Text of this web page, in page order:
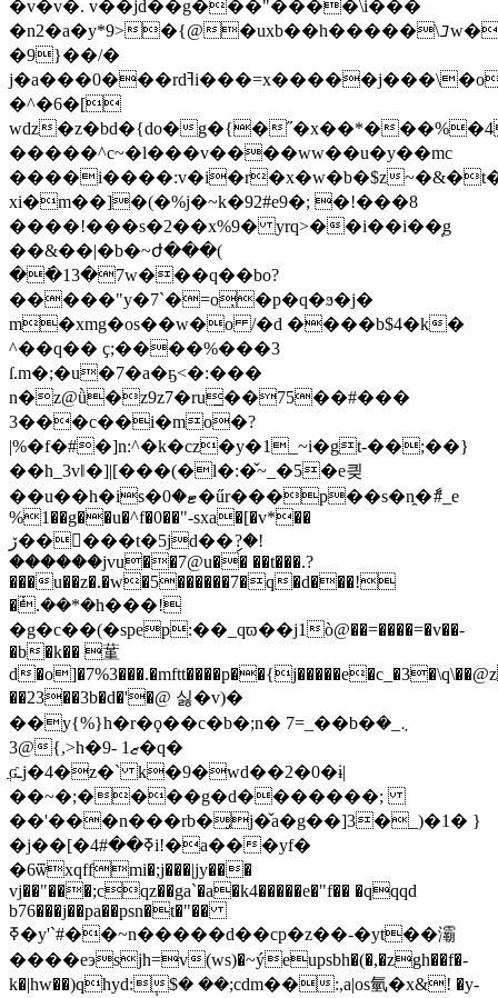
�v�v�. v��jd��g���"����\i���
�n2�a�y*9>�{@
�9}��/�
j�a���0���rdߔi���=x�����j���\�o{
�^�6�[
wdz�z�bd�{do�g�{�˝�x��*�
�����^c~�l���v����ww��u�y��mc
����i����:v�i�r�x�w�b�$z
xi�m��]�(�%j�~k�92#e9�; �!���8
����!���s�2��x%9� yrq>��i��i��̜g
��&��|�b�~ժ���(
�߭�13�7w���q��bo?
�����"y�7`�=o̦�p�q�ϧ�j�
m�xmg�os��w�o /�d ����b$4�k�
^��q�� ҫ;����%���3
ſ.m�;�u�7�a�ҕ<�:���
n�z@ǜ�z9z7�ru̲��75��#���
3���c��i�mo�?
|%�f�#�]n:^�k�cz�y�1_~i�gt-��;��}
��h_3vǁ�]|[���(�l�:�̌~_�5�e킞
��u��h�is�ޓ�0�űr���p��s�n̯�ާ#_e
%1��g��u�^f�0��"-sxa�[�v*��
ڒ�����t�5jd��ި?�!
������jvu��7@u�� ��t���.?
���u��z�.�w�5������7�q�d���!
�݃.��*�h���!
�g�c��(�spep:��_qϖ��j1ò@��=����=�v��-
�b�k�� 蓳
d
��23��3b�d�'�@ 싫�v)�
��y{%}h�r�ϙ��c�b�;n� 7=_��b�܆_�
@3{,>h�9- 1ޒ�q�
ֲʛـj�4�z�` k�9�wd��2�0�ɨ|
��~�;����g�d�������;
��'���n���rb�̡j�̌a�g��]3�_)�1� }
�j��[�ߧ��4#i!�a���yf�
�6ѿxqffmi�;j���|jy���
vj��"���;cqz��ga`�a�k4�����e�"f�� �qqqd
b76���j��pa��psn�t�"��
ߧ�y'`#��~n�����d��cp�z��-�yt��灞
����eэsjh=v(ws)�~ýeupsbh�(�,�zgh��f�-
k�|hw��)qhyd:݄$� ��;cdm��:,a|os氫�x&! �y-